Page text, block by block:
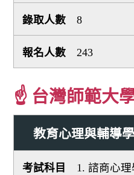
8
243
☝ 台灣師範大
教育心理與輔導
1. 諮商心理